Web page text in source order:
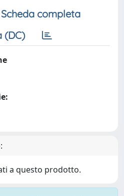
Scheda completa
(DC)
a questo prodotto.